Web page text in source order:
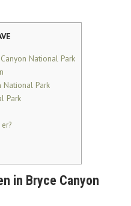
National Park
National Park
Park
in Bryce Canyon